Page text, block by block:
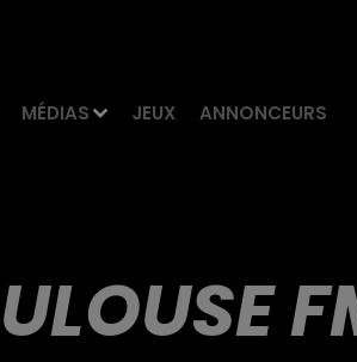
MÉDIAS JEUX ANNONCEURS